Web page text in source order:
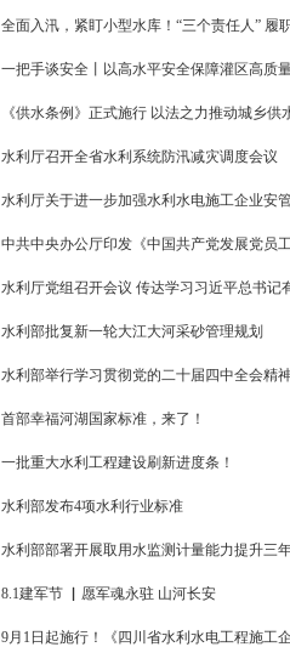
全面入汛，紧盯小型水库！“三个责任人” 履
一把手谈安全丨以高水平安全保障灌区高质
《供水条例》正式施行 以法之力推动城乡供
水利厅召开全省水利系统防汛减灾调度会议
水利厅关于进一步加强水利水电施工企业安
中共中央办公厅印发《中国共产党发展党员
水利厅党组召开会议 传达学习习近平总书
水利部批复新一轮大江大河采砂管理规划
水利部举行学习贯彻党的二十届四中全会精
首部幸福河湖国家标准，来了！
一批重大水利工程建设刷新进度条！
水利部发布4项水利行业标准
水利部部署开展取用水监测计量能力提升三
8.1建军节 ▏愿军魂永驻 山河长安
9月1日起施行！《四川省水利水电工程施工